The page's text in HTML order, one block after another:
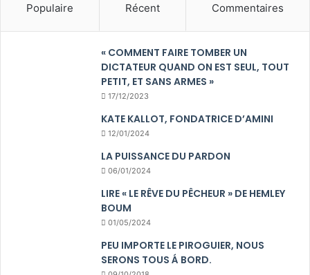
Populaire Récent Commentaires
« COMMENT FAIRE TOMBER UN
DICTATEUR QUAND ON EST SEUL, TOUT
PETIT, ET SANS ARMES »
17/12/2023
KATE KALLOT, FONDATRICE D’AMINI
12/01/2024
LA PUISSANCE DU PARDON
06/01/2024
LIRE « LE RÊVE DU PÊCHEUR » DE HEMLEY
BOUM
01/05/2024
PEU IMPORTE LE PIROGUIER, NOUS
SERONS TOUS Á BORD.